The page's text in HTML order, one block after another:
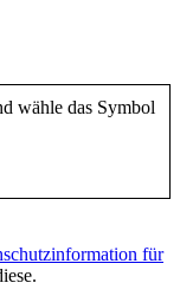
wähle das Symbol
für